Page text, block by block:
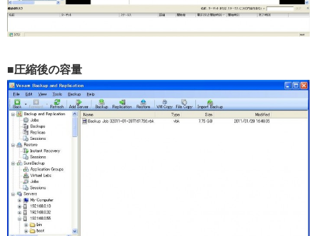
■圧縮後の容量